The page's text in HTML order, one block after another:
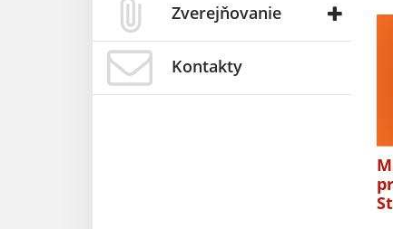
Zverejňovanie
Kontakty